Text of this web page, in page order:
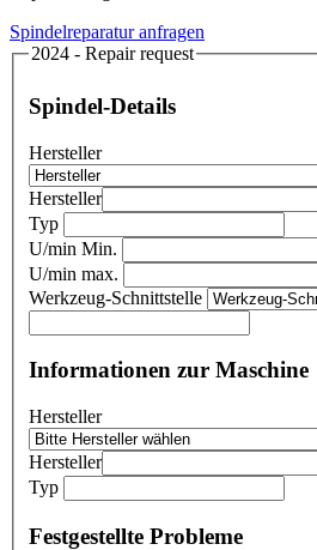
Spindelreparatur anfragen
2024 - Repair request
Spindel-Details
Hersteller
Hersteller
Typ
U/min Min.
U/min max.
Werkzeug-Schnittstelle
Informationen zur Maschine
Hersteller
Hersteller
Typ
Festgestellte Probleme